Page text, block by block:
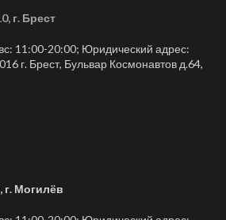
г. Брест
11:00-20:00; Юридический адрес:
г. Брест, Бульвар Космонавтов д.64,
г. Могилёв